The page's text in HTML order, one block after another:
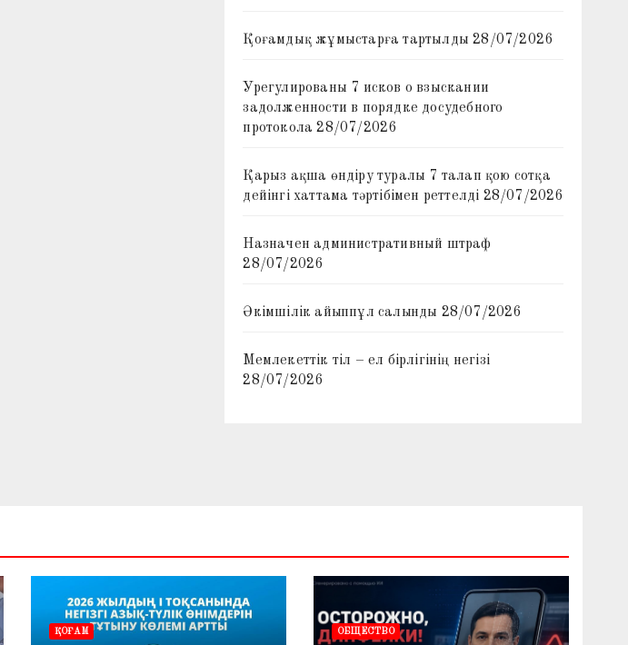
Қоғамдық жұмыстарға тартылды 28/07/2026
Урегулированы 7 исков о взыскании
задолженности в порядке досудебного
протокола 28/07/2026
Қарыз ақша өндіру туралы 7 талап қою сотқа
дейінгі хаттама тәртібімен реттелді 28/07/2026
Назначен административный штраф
28/07/2026
Әкімшілік айыппұл салынды 28/07/2026
Мемлекеттік тіл – ел бірлігінің негізі
28/07/2026
ҚОҒАМ ОБЩЕСТВО